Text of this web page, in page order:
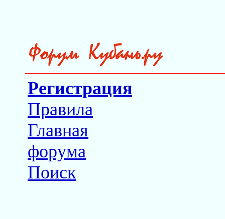
Регистрация
Правила
Главная
форума
Поиск